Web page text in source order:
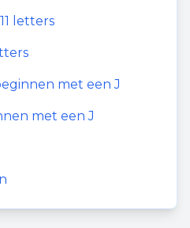
11 letters
met eenJ
met eenJ